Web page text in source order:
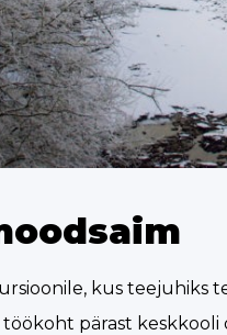
kus teejuhiks
töökoht pärast